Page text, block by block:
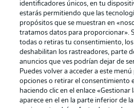
Publicidad
Gestionar las preferencias
Canales
Jugadores
Sello Editorial
identificadores únicos, en tu
estarás permitiendo que las
propósitos que se muestran en
tratamos datos para proporcionar».
todas o retiras tu consentimiento, los
deshabilitan los rastreadores, parte
anuncios que ves podrían dejar de
Puedes volver a acceder a este
opciones o retirar el consentimiento
haciendo clic en el enlace «Gestionar
aparece en el en la parte inferior de